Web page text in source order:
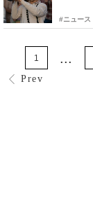
#ニュース
Prev
1 ...